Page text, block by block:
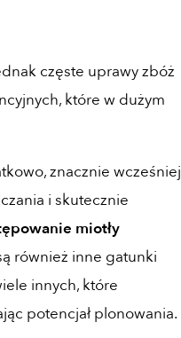
częste uprawy zbóż
które w dużym
znacznie wcześniej
i skutecznie
miotły
również inne gatunki
innych, które
potencjał plonowania.